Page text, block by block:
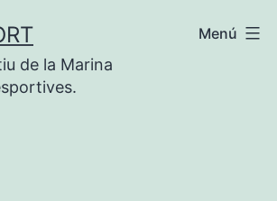
de la Marina
Menú